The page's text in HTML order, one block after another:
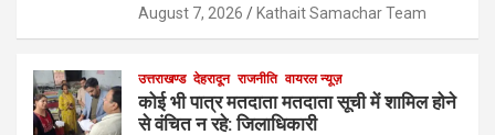
August 7, 2026 Kathait Samachar Team
उत्तराखण्ड देहरादून राजनीति वायरल न्यूज़
कोई भी पात्र मतदाता मतदाता सूची में शामिल होने
से वंचित न रहे: जिलाधिकारी